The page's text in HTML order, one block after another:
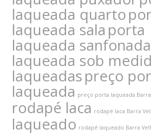
laqueada quarto
laqueada sala porta
laqueada sanfonada
laqueada sob
laqueadaspreço
laqueada preço porta laqueada
rodapé laca rodapé laca Barra
laqueado rodapé laqueado Barra